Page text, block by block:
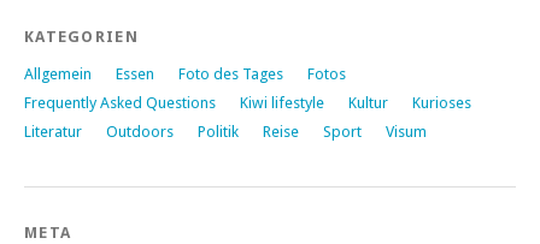
KATEGORIEN
Allgemein Essen Foto des Tages
Fotos
Frequently Asked Questions
Kiwi lifestyle Kultur
Kurioses
Literatur
Outdoors Politik Reise Sport Visum
META